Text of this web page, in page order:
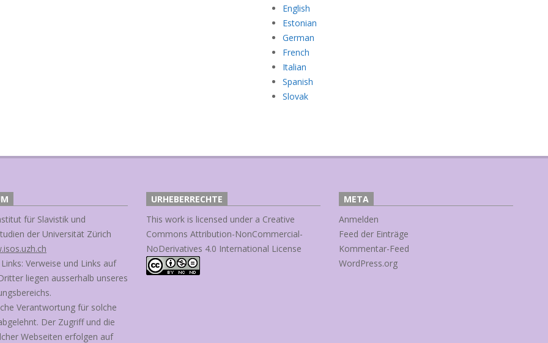
English
Estonian
German
French
Italian
Spanish
Slovak
für Slavistik und
der Universität Zürich
Verweise und Links auf
liegen ausserhalb unseres
Verantwortung für solche
Der Zugriff und die
Webseiten erfolgen auf
URHEBERRECHTE
This work is licensed under a Creative
Commons Attribution-NonCommercial-
NoDerivatives 4.0 International License
META
Anmelden
Feed der Einträge
Kommentar-Feed
WordPress.org